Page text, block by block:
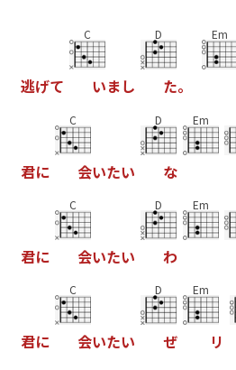
逃げて
C
いまし
D
た。
Em
君に
C
会いたい
D
な
Em
君に
C
会いたい
D
わ
Em
君に
C
会いたい
D
ぜ
Em
リ